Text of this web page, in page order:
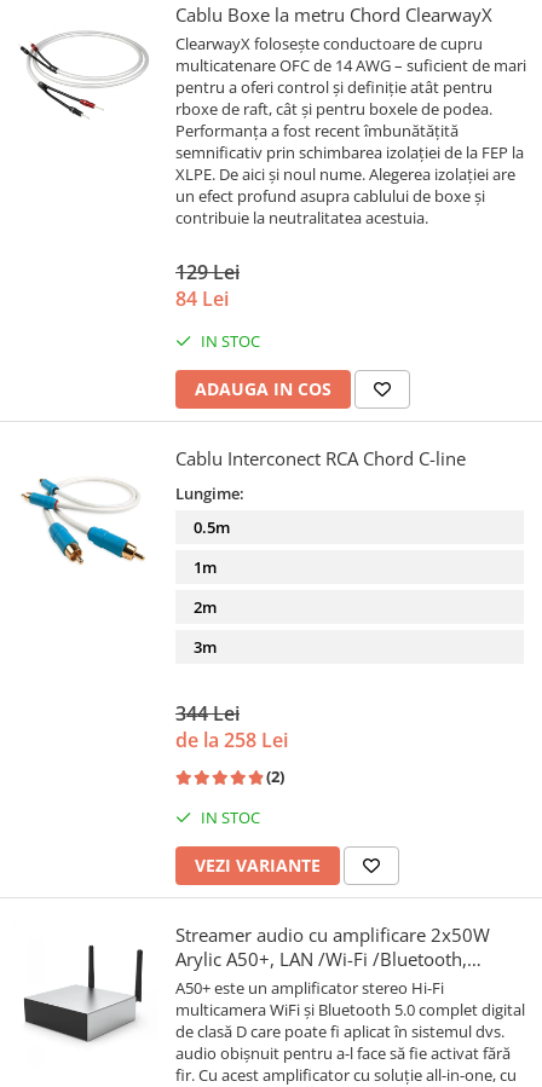
Cablu Boxe la metru Chord ClearwayX
ClearwayX folosește conductoare de cupru
multicatenare OFC de 14 AWG – suficient de mari
pentru a oferi control și definiție atât pentru
rboxe de raft, cât și pentru boxele de podea.
Performanța a fost recent îmbunătățită
semnificativ prin schimbarea izolației de la FEP la
XLPE. De aici și noul nume. Alegerea izolației are
un efect profund asupra cablului de boxe și
contribuie la neutralitatea acestuia.
129 Lei
84 Lei
IN STOC
ADAUGA IN COS
Cablu Interconect RCA Chord C-line
Lungime:
0.5m
1m
2m
3m
344 Lei
de la 258 Lei
(2)
IN STOC
VEZI VARIANTE
Streamer audio cu amplificare 2x50W
Arylic A50+, LAN /Wi-Fi /Bluetooth,
24bit/192kHz, Multiroom
A50+ este un amplificator stereo Hi-Fi
multicamera WiFi și Bluetooth 5.0 complet digital
de clasă D care poate fi aplicat în sistemul dvs.
audio obișnuit pentru a-l face să fie activat fără
fir. Cu acest amplificator cu soluție all-in-one, cu